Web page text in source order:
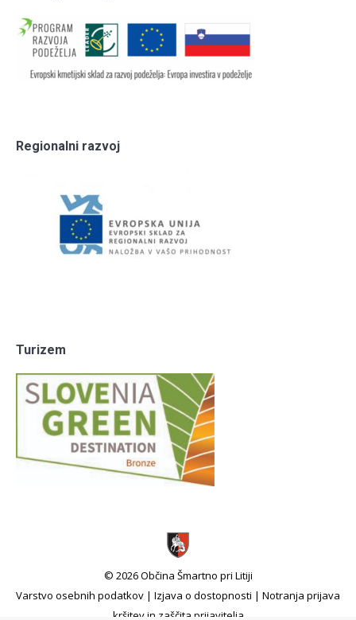
Regionalni razvoj
Turizem
© 2026 Občina Šmartno pri Litiji
Varstvo osebnih podatkov | Izjava o dostopnosti | Notranja prijava
kršitev in zaščita prijavitelja